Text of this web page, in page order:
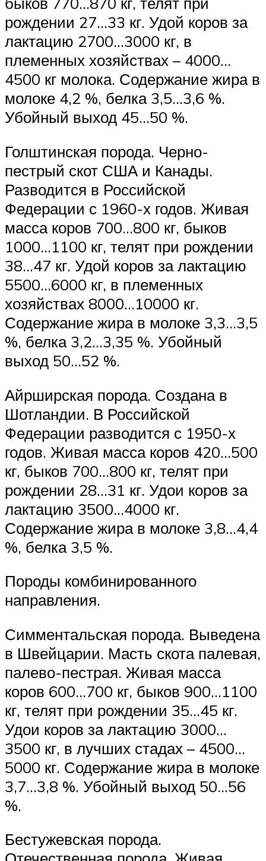
рождении 27…33 кг. Удой коров за
лактацию 2700…3000 кг, в
племенных хозяйствах – 4000…
4500 кг молока. Содержание жира в
молоке 4,2 %, белка 3,5…3,6 %.
Убойный выход 45…50 %.
Голштинская порода. Черно-
пестрый скот США и Канады.
Разводится в Российской
Федерации с 1960-х годов. Живая
масса коров 700…800 кг, быков
1000…1100 кг, телят при рождении
38…47 кг. Удой коров за лактацию
5500…6000 кг, в племенных
хозяйствах 8000…10000 кг.
Содержание жира в молоке 3,3…3,5
%, белка 3,2…3,35 %. Убойный
выход 50…52 %.
Айрширская порода. Создана в
Шотландии. В Российской
Федерации разводится с 1950-х
годов. Живая масса коров 420…500
кг, быков 700…800 кг, телят при
рождении 28…31 кг. Удои коров за
лактацию 3500…4000 кг.
Содержание жира в молоке 3,8…4,4
%, белка 3,5 %.
Породы комбинированного
направления.
Симментальская порода. Выведена
в Швейцарии. Масть скота палевая,
палево-пестрая. Живая масса
коров 600…700 кг, быков 900…1100
кг, телят при рождении 35…45 кг.
Удои коров за лактацию 3000…
3500 кг, в лучших стадах – 4500…
5000 кг. Содержание жира в молоке
3,7…3,8 %. Убойный выход 50…56
%.
Бестужевская порода.